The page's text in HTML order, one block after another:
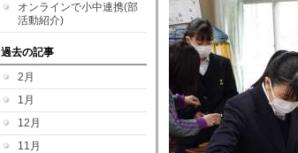
オンラインで小中連携(部
活動紹介)
過去の記事
2月
1月
12月
11月